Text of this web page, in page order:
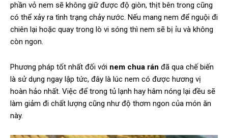
phần vỏ nem sẽ không giữ được độ giòn, thịt bên trong cũng
có thể xảy ra tình trạng chảy nước. Nếu mang nem để nguội đi
chiên lại hoặc quay trong lò vi sóng thì nem sẽ bị ỉu và không
còn ngon.
Phương pháp tốt nhất đối với nem chua rán đã qua chế biến
là sử dụng ngay lập tức, đây là lúc nem có được hương vị
hoàn hảo nhất. Việc để trong tủ lạnh hay hâm nóng lại đều sẽ
làm giảm đi chất lượng cũng như độ thơm ngon của món ăn
này.